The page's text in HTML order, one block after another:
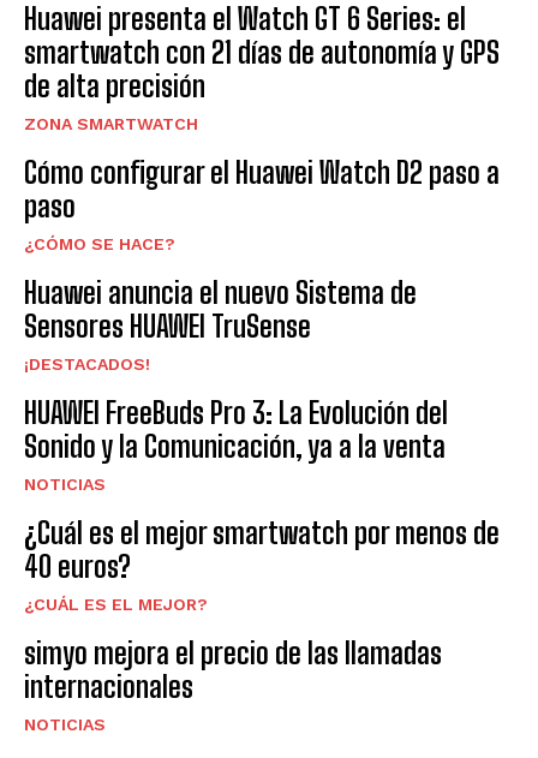
Huawei presenta el Watch GT 6 Series: el
smartwatch con 21 días de autonomía y GPS
de alta precisión
ZONA SMARTWATCH
Cómo configurar el Huawei Watch D2 paso a
paso
¿CÓMO SE HACE?
Huawei anuncia el nuevo Sistema de
Sensores HUAWEI TruSense
¡DESTACADOS!
HUAWEI FreeBuds Pro 3: La Evolución del
Sonido y la Comunicación, ya a la venta
NOTICIAS
¿Cuál es el mejor smartwatch por menos de
40 euros?
¿CUÁL ES EL MEJOR?
simyo mejora el precio de las llamadas
internacionales
NOTICIAS